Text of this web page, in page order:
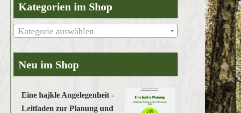
Office 365 Outlook Live
Kategorien im Shop
Kategorie auswählen
Neu im Shop
Eine hajkle Angelegenheit -
Leitfaden zur Planung und